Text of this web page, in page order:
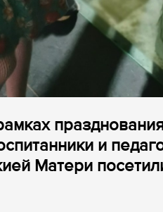
и
Матери